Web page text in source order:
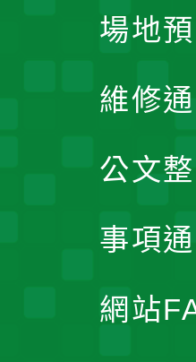
場地
維修
公文
事項
網站